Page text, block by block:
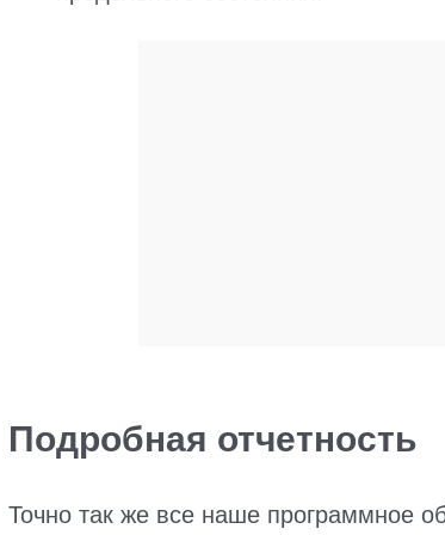
Подробная отчетность
Точно так же все наше программное